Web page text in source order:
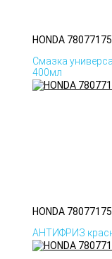
HONDA
Смазка
400мл
HONDA
АНТИФРИЗ